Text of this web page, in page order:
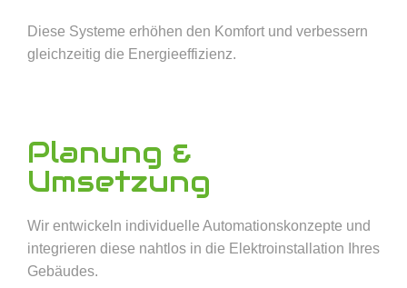
Diese Systeme erhöhen den Komfort und verbessern
gleichzeitig die Energieeffizienz.
Planung &
Umsetzung
Wir entwickeln individuelle Automationskonzepte und
integrieren diese nahtlos in die Elektroinstallation Ihres
Gebäudes.